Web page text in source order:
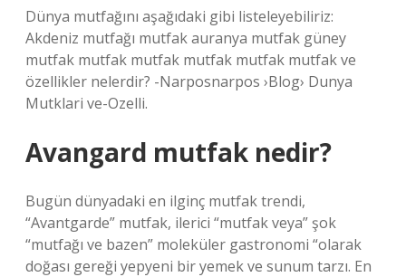
Dünya mutfağını aşağıdaki gibi listeleyebiliriz:
Akdeniz mutfağı mutfak auranya mutfak güney
mutfak mutfak mutfak mutfak mutfak mutfak ve
özellikler nelerdir? -Narposnarpos ›Blog› Dunya
Mutklari ve-Ozelli.
Avangard mutfak nedir?
Bugün dünyadaki en ilginç mutfak trendi,
“Avantgarde” mutfak, ilerici “mutfak veya” şok
“mutfağı ve bazen” moleküler gastronomi “olarak
doğası gereği yepyeni bir yemek ve sunum tarzı. En